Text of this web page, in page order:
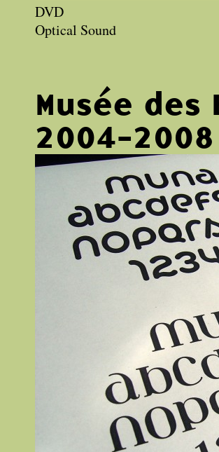
DVD
Optical Sound
Musée
2004-